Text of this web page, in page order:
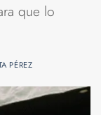
que lo
PÉREZ